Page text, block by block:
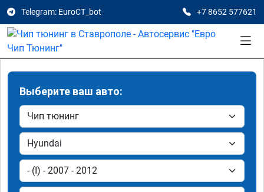
Telegram: EuroCT_bot +7 8652 577621
Выберите ваш авто: